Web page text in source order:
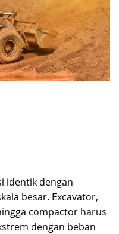
identik dengan
besar. Excavator,
compactor harus
dengan beban